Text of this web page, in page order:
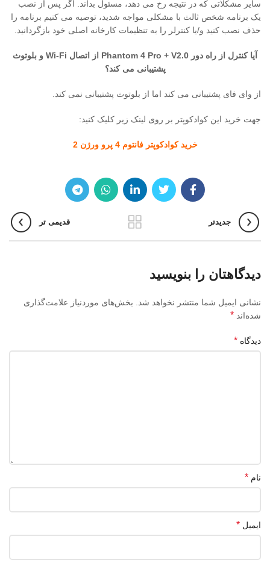
سایر مشکلاتی که در نتیجه رخ می دهد، مسئول بداند. اگر پس از نصب
یک برنامه شخص ثالث با مشکلی مواجه شدید، توصیه می کنیم برنامه را
حذف نصب کنید و/یا کنترلر را به تنظیمات کارخانه اصلی خود بازگردانید.
آیا کنترل از راه دور Phantom 4 Pro + V2.0 از اتصال Wi-Fi و بلوتوث
پشتیبانی می کند؟
از وای فای پشتیبانی می کند اما از بلوتوث پشتیبانی نمی کند.
جهت خرید این کوادکوپتر بر روی لینک زیر کلیک کنید:
خرید کوادکوپتر فانتوم 4 پرو ورژن 2
جدیدتر قدیمی تر
دیدگاهتان را بنویسید
نشانی ایمیل شما منتشر نخواهد شد.
بخش‌های موردنیاز علامت‌گذاری
شده‌اند *
دیدگاه *
نام *
ایمیل *